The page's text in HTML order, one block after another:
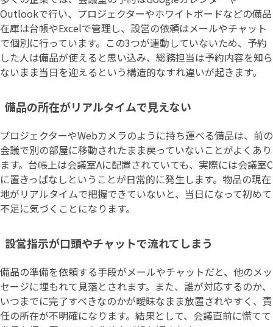
Outlookで行い、プロジェクターやホワイトボードなどの備品
在庫は台帳やExcelで管理し、設営の依頼はメールやチャット
で個別に行っています。この3つが連動していないため、予約
した人は備品が使えると思い込み、総務担当は予約内容を知ら
ないまま当日を迎えるという構造的なすれ違いが起きます。
備品の所在がリアルタイムで見えない
プロジェクターやWebカメラのように持ち運べる備品は、前の
会議で別の部屋に移動されたまま戻っていないことがよくあり
ます。台帳上は会議室Aに配置されていても、実際には会議室C
に置きっぱなしということが日常的に発生します。物品の現在
地がリアルタイムで把握できていないと、当日になって初めて
不足に気づくことになります。
設営指示が口頭やチャットで流れてしまう
備品の準備を依頼する手段がメールやチャットだと、他のメッ
セージに埋もれて見落とされます。また、誰が対応するのか、
いつまでに完了すべきなのかが曖昧なまま放置されやすく、責
任の所在が不明確になります。結果として、会議直前に慌てて